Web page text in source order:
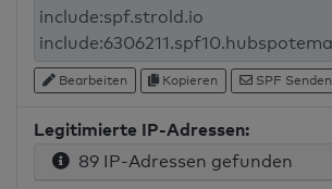
Bearbeiten Kopieren SPF Senden
Legitimierte IP-Adressen:
89 IP-Adressen gefunden